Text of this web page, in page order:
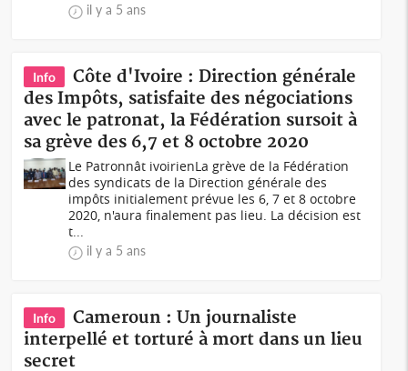
il y a 5 ans
Info
Côte d'Ivoire : Direction générale
des Impôts, satisfaite des négociations
avec le patronat, la Fédération sursoit à
sa grève des 6,7 et 8 octobre 2020
Le Patronnât ivoirienLa grève de la Fédération
des syndicats de la Direction générale des
impôts initialement prévue les 6, 7 et 8 octobre
2020, n'aura finalement pas lieu. La décision est
t...
il y a 5 ans
Info
Cameroun : Un journaliste
interpellé et torturé à mort dans un lieu
secret